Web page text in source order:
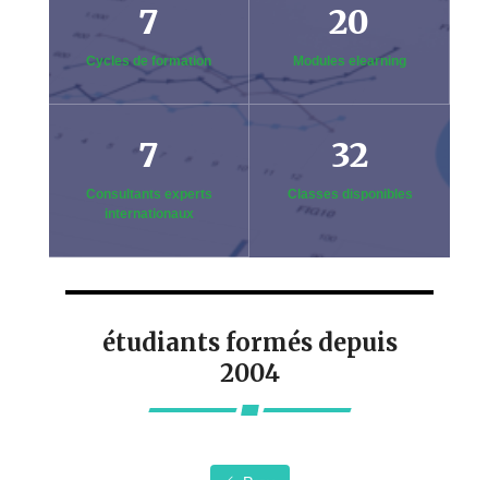
7
Cycles de formation
20
Modules elearning
7
Consultants experts
internationaux
32
Classes disponibles
étudiants formés depuis
2004